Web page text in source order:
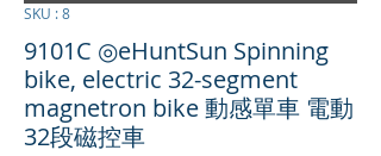
SKU : 8
9101C ◎eHuntSun Spinning
bike, electric 32-segment
magnetron bike 動感單車 電動
32段磁控車